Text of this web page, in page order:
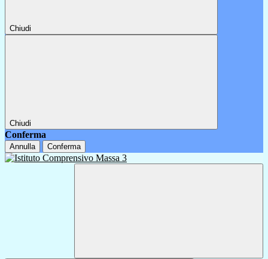
Chiudi
Chiudi
Conferma
Annulla Conferma